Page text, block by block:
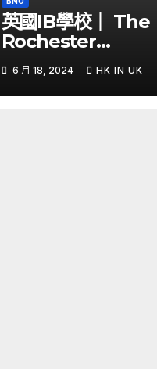
英國IB學校｜ The
Rochester
Grammar School
課程全國第六少數獲
證的Thinking
6 月 18, 2024 HK IN UK